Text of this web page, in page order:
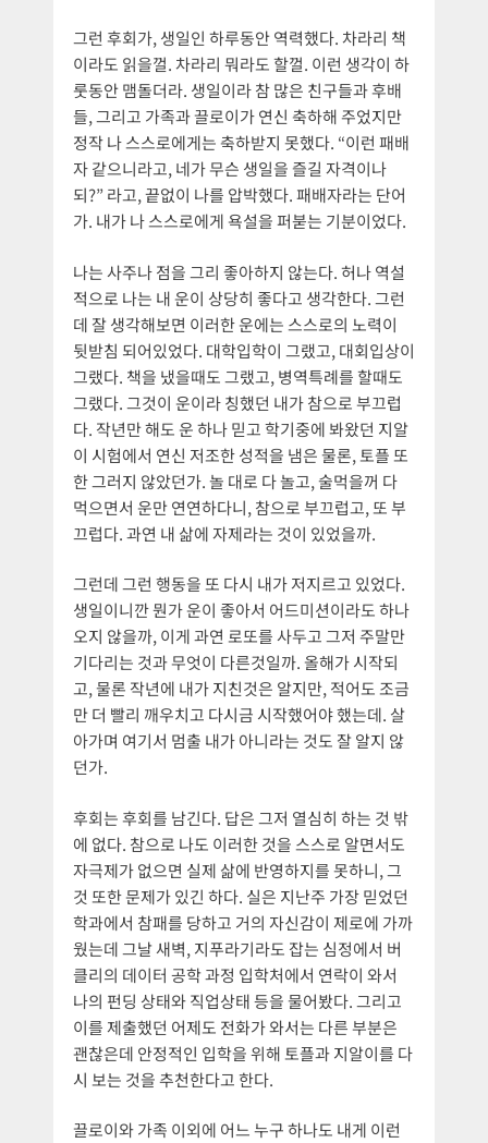
그런 후회가, 생일인 하루동안 역력했다. 차라리 책
이라도 읽을껄. 차라리 뭐라도 할껄. 이런 생각이 하
룻동안 맴돌더라. 생일이라 참 많은 친구들과 후배
들, 그리고 가족과 끌로이가 연신 축하해 주었지만
정작 나 스스로에게는 축하받지 못했다. “이런 패배
자 같으니라고, 네가 무슨 생일을 즐길 자격이나
되?” 라고, 끝없이 나를 압박했다. 패배자라는 단어
가. 내가 나 스스로에게 욕설을 퍼붇는 기분이었다.
나는 사주나 점을 그리 좋아하지 않는다. 허나 역설
적으로 나는 내 운이 상당히 좋다고 생각한다. 그런
데 잘 생각해보면 이러한 운에는 스스로의 노력이
뒷받침 되어있었다. 대학입학이 그랬고, 대회입상이
그랬다. 책을 냈을때도 그랬고, 병역특례를 할때도
그랬다. 그것이 운이라 칭했던 내가 참으로 부끄럽
다. 작년만 해도 운 하나 믿고 학기중에 봐왔던 지알
이 시험에서 연신 저조한 성적을 냄은 물론, 토플 또
한 그러지 않았던가. 놀 대로 다 놀고, 술먹을꺼 다
먹으면서 운만 연연하다니, 참으로 부끄럽고, 또 부
끄럽다. 과연 내 삶에 자제라는 것이 있었을까.
그런데 그런 행동을 또 다시 내가 저지르고 있었다.
생일이니깐 뭔가 운이 좋아서 어드미션이라도 하나
오지 않을까, 이게 과연 로또를 사두고 그저 주말만
기다리는 것과 무엇이 다른것일까. 올해가 시작되
고, 물론 작년에 내가 지친것은 알지만, 적어도 조금
만 더 빨리 깨우치고 다시금 시작했어야 했는데. 살
아가며 여기서 멈출 내가 아니라는 것도 잘 알지 않
던가.
후회는 후회를 남긴다. 답은 그저 열심히 하는 것 밖
에 없다. 참으로 나도 이러한 것을 스스로 알면서도
자극제가 없으면 실제 삶에 반영하지를 못하니, 그
것 또한 문제가 있긴 하다. 실은 지난주 가장 믿었던
학과에서 참패를 당하고 거의 자신감이 제로에 가까
웠는데 그날 새벽, 지푸라기라도 잡는 심정에서 버
클리의 데이터 공학 과정 입학처에서 연락이 와서
나의 펀딩 상태와 직업상태 등을 물어봤다. 그리고
이를 제출했던 어제도 전화가 와서는 다른 부분은
괜찮은데 안정적인 입학을 위해 토플과 지알이를 다
시 보는 것을 추천한다고 한다.
끌로이와 가족 이외에 어느 누구 하나도 내게 이런